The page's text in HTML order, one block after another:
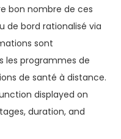
bon nombre de ces
de bord rationalisé via
sont
les programmes de
de santé à distance.